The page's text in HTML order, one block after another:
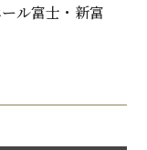
ール富士・新富